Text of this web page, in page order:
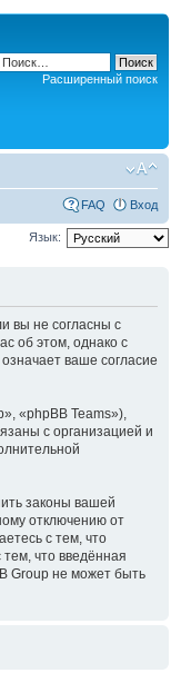
Расширенный поиск
FAQ Вход
Язык:
вы не согласны с
об этом, однако с
ваше согласие
«phpBB Teams»),
с организацией и
законы вашей
отключению от
с тем, что
что введённая
Group не может быть